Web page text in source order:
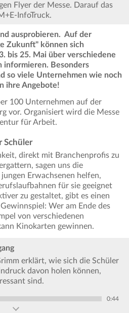
Flyer der Messe. Darauf das
InfoTruck.
ausprobieren. Auf der
Zukunft" können sich
bis 25. Mai über verschiedene
informieren. Besonders
so viele Unternehmen wie noch
ihre Angebote!
100 Unternehmen auf der
vor. Organisiert wird die Messe
für Arbeit.
Schüler
direkt mit Branchenprofis zu
sagen uns die
Erwachsenen helfen,
für sie geeignet
zu gestaltet, gibt es einen
Wer am Ende des
von verschiedenen
Kinokarten gewinnen.
erklärt, wie sich die Schüler
davon holen können,
sind.
0:44